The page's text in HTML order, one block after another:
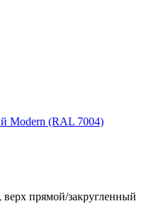
Мodern (RAL 7004)
верх прямой/закругленный